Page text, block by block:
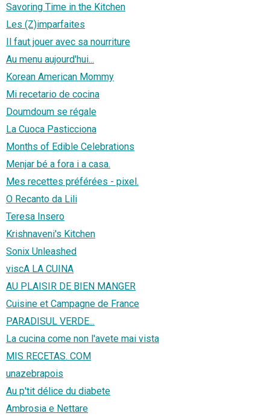
Savoring Time in the Kitchen
Les (Z)imparfaites
Il faut jouer avec sa nourriture
Au menu aujourd'hui...
Korean American Mommy
Mi recetario de cocina
Doumdoum se régale
La Cuoca Pasticciona
Months of Edible Celebrations
Menjar bé a fora i a casa.
Mes recettes préférées - pixel.
O Recanto da Lili
Teresa Insero
Krishnaveni's Kitchen
Sonix Unleashed
viscA LA CUINA
AU PLAISIR DE BIEN MANGER
Cuisine et Campagne de France
PARADISUL VERDE...
La cucina come non l'avete mai vista
MIS RECETAS. COM
unazebrapois
Au p'tit délice du diabete
Ambrosia e Nettare